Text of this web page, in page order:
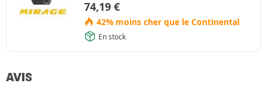
74,19 €
42% moins cher que le Continental
En stock
AVIS